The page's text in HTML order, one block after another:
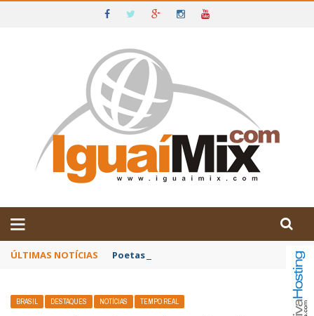
IGUAÍ E SUDOESTE DA BAHIA
ÚLTIMAS NOTÍCIAS Poetas baianos representam o Brasil no
BRASIL DESTAQUES NOTÍCIAS TEMPO REAL